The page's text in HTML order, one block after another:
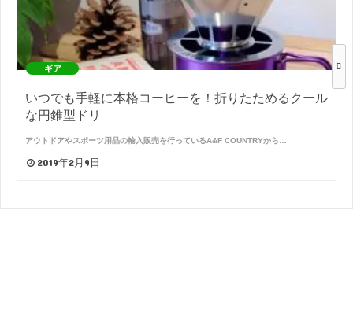
ギア
いつでも手軽に本格コーヒーを！折りたためるクール
な円錐型ドリ
アウトドアやスポーツ用品の輸入販売を行っているA&F COUNTRYから…
2019年2月9日